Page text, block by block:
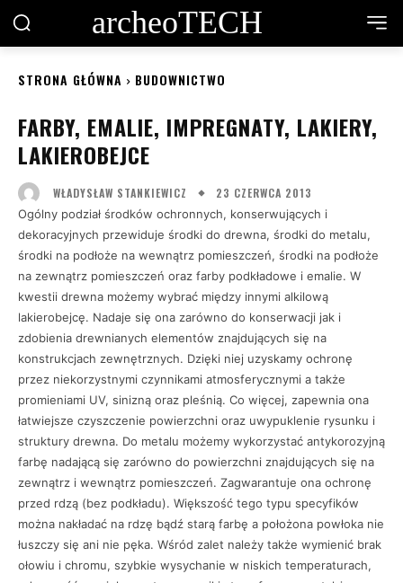
archeoTECH
STRONA GŁÓWNA BUDOWNICTWO
FARBY, EMALIE, IMPREGNATY, LAKIERY,
LAKIEROBEJCE
WŁADYSŁAW STANKIEWICZ 23 CZERWCA 2013
Ogólny podział środków ochronnych, konserwujących i
dekoracyjnych przewiduje środki do drewna, środki do metalu,
środki na podłoże na wewnątrz pomieszczeń, środki na podłoże
na zewnątrz pomieszczeń oraz farby podkładowe i emalie. W
kwestii drewna możemy wybrać między innymi alkilową
lakierobejcę. Nadaje się ona zarówno do konserwacji jak i
zdobienia drewnianych elementów znajdujących się na
konstrukcjach zewnętrznych. Dzięki niej uzyskamy ochronę
przez niekorzystnymi czynnikami atmosferycznymi a także
promieniami UV, sinizną oraz pleśnią. Co więcej, zapewnia ona
łatwiejsze czyszczenie powierzchni oraz uwypuklenie rysunku i
struktury drewna. Do metalu możemy wykorzystać antykorozyjną
farbę nadającą się zarówno do powierzchni znajdujących się na
zewnątrz i wewnątrz pomieszczeń. Zagwarantuje ona ochronę
przed rdzą (bez podkładu). Większość tego typu specyfików
można nakładać na rdzę bądź starą farbę a położona powłoka nie
łuszczy się ani nie pęka. Wśród zalet należy także wymienić brak
ołowiu i chromu, szybkie wysychanie w niskich temperaturach,